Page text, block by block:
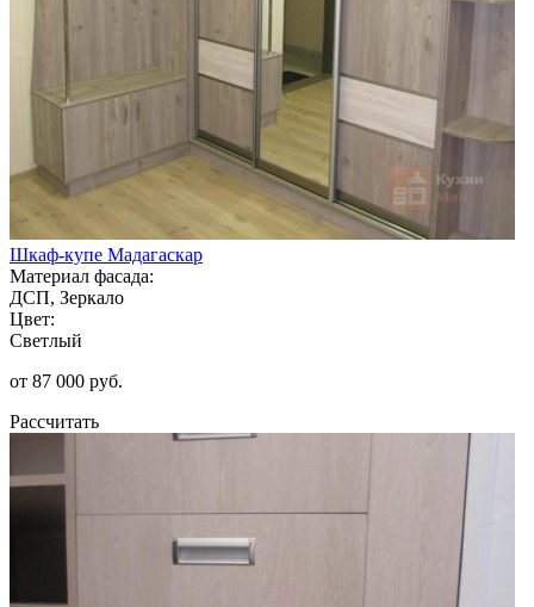
Шкаф-купе Мадагаскар
Материал фасада:
ДСП, Зеркало
Цвет:
Светлый
от 87 000 руб.
Рассчитать